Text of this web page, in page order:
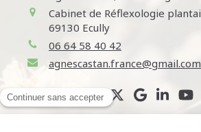
Cabinet de Réflexologie
69130 Ecully
06 64 58 40 42
agnescastan.france@gmail.com